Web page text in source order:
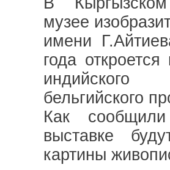
музее
имени
года
бельгийского
Как
выставке
картины